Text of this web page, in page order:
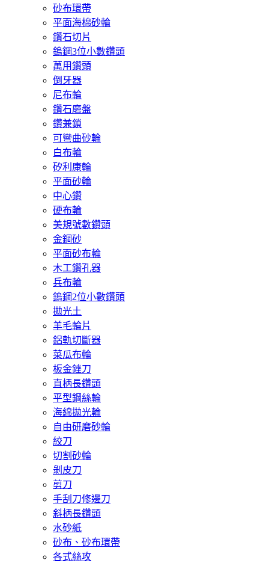
砂布環帶
平面海棉砂輪
鑽石切片
鎢鋼3位小數鑽頭
萬用鑽頭
倒牙器
尼布輪
鑽石磨盤
鑽兼鎖
可彎曲砂輪
白布輪
矽利康輪
平面砂輪
中心鑽
硬布輪
美規號數鑽頭
金鋼砂
平面砂布輪
木工鑽孔器
兵布輪
鎢鋼2位小數鑽頭
拋光土
羊毛輪片
鋁軌切斷器
菜瓜布輪
板金銼刀
直柄長鑽頭
平型鋼絲輪
海綿拋光輪
自由研磨砂輪
絞刀
切割砂輪
剝皮刀
剪刀
手刮刀修邊刀
斜柄長鑽頭
水砂紙
砂布、砂布環帶
各式絲攻